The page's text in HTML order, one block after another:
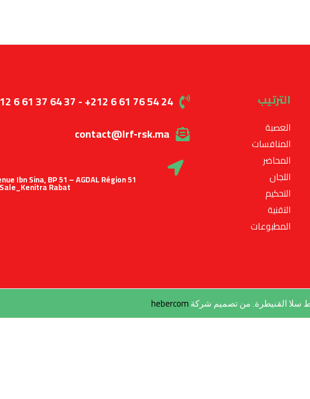
الترتيب
العصبة
المنافسات
المحاضر
اللجان
التحكيم
التقنية
المطبوعات
6 61 37 64 37 - +212 6 61 76 54 24
contact@lrf-rsk.ma
Ibn Sina, BP 51 – AGDAL Région
Rabat
سلا القنيطرة. من تصميم شركة hebercom